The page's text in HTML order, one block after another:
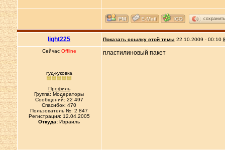
сохранить
light225 Показать ссылку этой темы 22.10.2009 - 00:10
Сейчас Offline
гуд-куковка
Профиль
Группа: Модераторы
Сообщений: 22 497
Спасибок: 470
Пользователь №: 2 847
Регистрация: 12.04.2005
Откуда: Израиль
пластилиновый пакет